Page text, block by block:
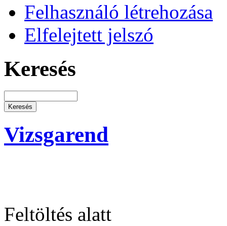
Felhasználó létrehozása
Elfelejtett jelszó
Keresés
Vizsgarend
Feltöltés alatt